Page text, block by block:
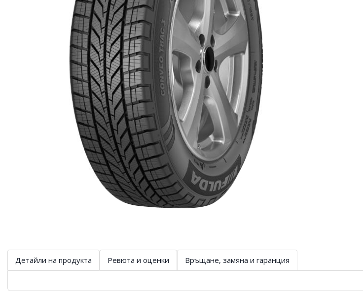
Детайли на продукта Ревюта и оценки Връщане, замяна и гаранция